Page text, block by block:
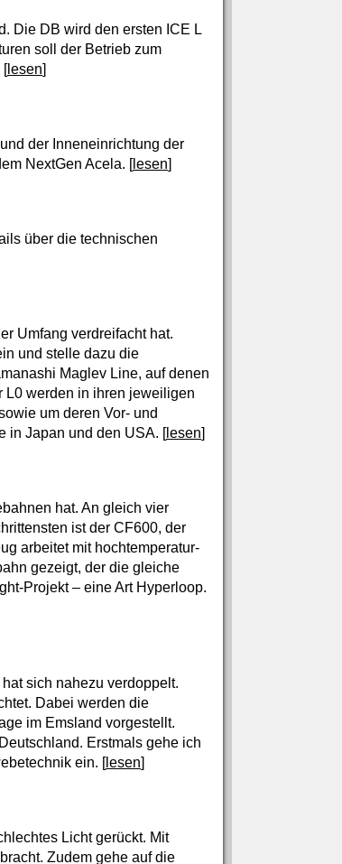
Die DB wird den ersten ICE L
soll der Betrieb zum
[lesen]
der Inneneinrichtung der
NextGen Acela. [lesen]
über die technischen
Umfang verdreifacht hat.
und stelle dazu die
Maglev Line, auf denen
L0 werden in ihren jeweiligen
um deren Vor- und
in Japan und den USA. [lesen]
hat. An gleich vier
ist der CF600, der
arbeitet mit hochtemperatur-
gezeigt, der die gleiche
Projekt – eine Art Hyperloop.
sich nahezu verdoppelt.
Dabei werden die
im Emsland vorgestellt.
Erstmals gehe ich
ein. [lesen]
Licht gerückt. Mit
Zudem gehe auf die